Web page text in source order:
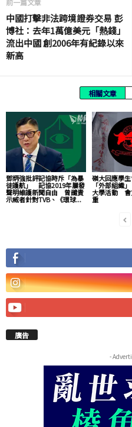
前一篇文章
中國打擊非法跨境證券交易 彭
博社：去年1萬億美元「熱錢」
流出中國 創2006年有紀錄以來
新高
相關文章
鄧炳強批評記協時斥「為暴
徒護航」 記協2019年屢發
聲明維護新聞自由 曾譴責
示威者針對TVB、《環球...
嶺大回應學
「外部組織
大學活動 會
重
廣告
-